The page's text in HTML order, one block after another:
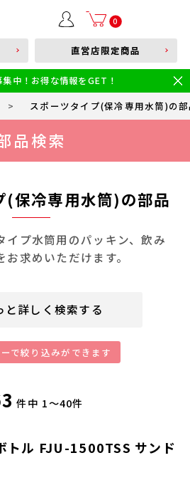
0
購入はこちら
を入力
製品
幼児・園児向け水筒
小学生 中・高学年向け水筒
直営店限定商品
中！お得な情報をGET！
> スポーツタイプ(保冷専用水筒)の
品検索
(保冷専用水筒)の部品
イプ水筒用のパッキン、飲み
求めいただけます。
と詳しく検索する
件中 1～40件
トル FJU-1500TSS サンド